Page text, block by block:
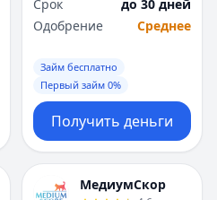
Санкт-Петербург
Сочи
Сургут
Т
Тверь
Тольятти
Томск
Санкт-Петербург
Сочи
Сургут
Т
Тверь
Тольятти
Томск
Срок
до 30 дней
Одобрение
Среднее
Займ бесплатно
Первый займ 0%
Получить деньги
МедиумСкор